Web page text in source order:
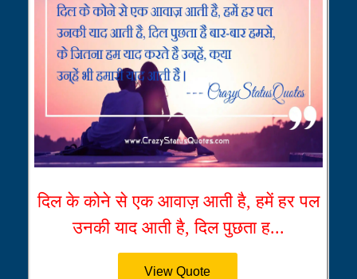
दिल के कोने से एक आवाज़ आती है, हमें हर पल
उनकी याद आती है, दिल पुछता ह...
View Quote